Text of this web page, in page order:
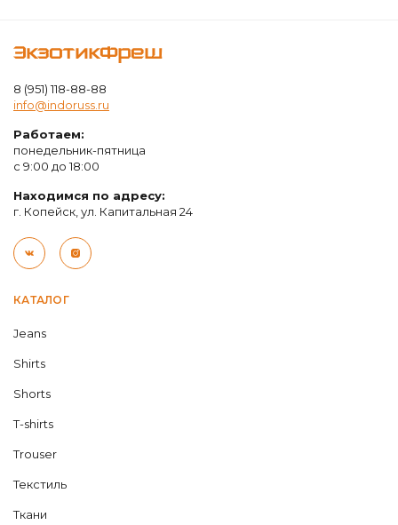
КАТАЛОГ
Jeans
Shirts
Shorts
T-shirts
Trouser
Текстиль
Ткани
ЭкзотикФреш
8 (951) 118-88-88
info@indoruss.ru
Работаем:
понедельник-пятница
с 9:00 до 18:00
Находимся по адресу:
г. Копейск, ул. Капитальная 24